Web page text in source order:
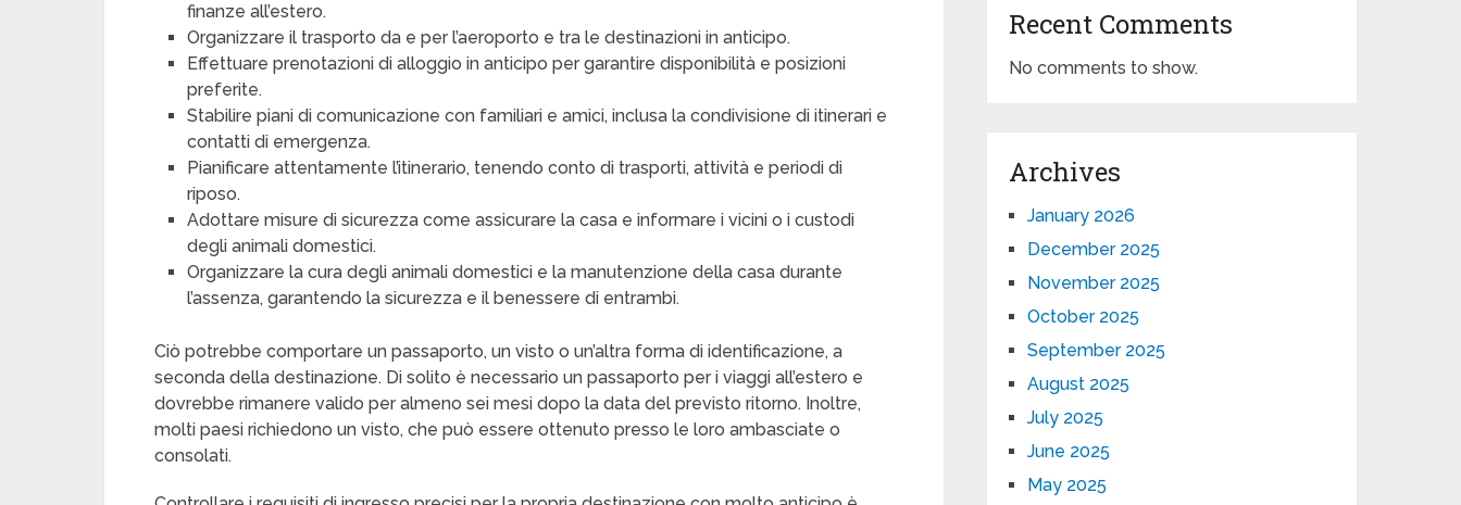
finanze all’estero.
Organizzare il trasporto da e per l’aeroporto e tra le destinazioni in anticipo.
Effettuare prenotazioni di alloggio in anticipo per garantire disponibilità e posizioni
preferite.
Stabilire piani di comunicazione con familiari e amici, inclusa la condivisione di itinerari e
contatti di emergenza.
Pianificare attentamente l’itinerario, tenendo conto di trasporti, attività e periodi di
riposo.
Adottare misure di sicurezza come assicurare la casa e informare i vicini o i custodi
degli animali domestici.
Organizzare la cura degli animali domestici e la manutenzione della casa durante
l’assenza, garantendo la sicurezza e il benessere di entrambi.
Ciò potrebbe comportare un passaporto, un visto o un’altra forma di identificazione, a
seconda della destinazione. Di solito è necessario un passaporto per i viaggi all’estero e
dovrebbe rimanere valido per almeno sei mesi dopo la data del previsto ritorno. Inoltre,
molti paesi richiedono un visto, che può essere ottenuto presso le loro ambasciate o
consolati.
Recent Comments
No comments to show.
Archives
January 2026
December 2025
November 2025
October 2025
September 2025
August 2025
July 2025
June 2025
May 2025